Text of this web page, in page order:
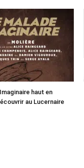
haut en
au Lucernaire